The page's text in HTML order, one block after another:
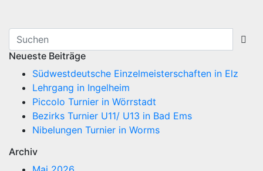
Neueste Beiträge
Südwestdeutsche Einzelmeisterschaften in Elz
Lehrgang in Ingelheim
Piccolo Turnier in Wörrstadt
Bezirks Turnier U11/ U13 in Bad Ems
Nibelungen Turnier in Worms
Archiv